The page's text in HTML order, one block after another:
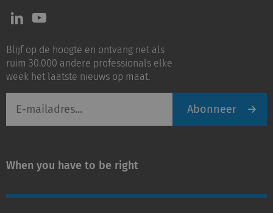
Volg
ons
LinkedIn
Volg
ons
Youtube
Blijf op de hoogte en ontvang net als
ruim 30.000 andere professionals elke
week het laatste nieuws op maat.
mailadres
Abonneer
When you have to be right